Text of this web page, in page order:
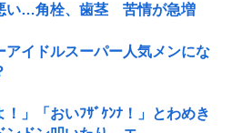
い…角栓、歯茎 苦情が急増
アイドルスーパー人気メンにな
」「おいﾌｻﾞｹﾝﾅ！」とわめき